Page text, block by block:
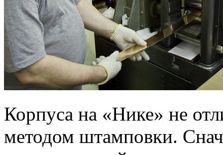
Корпуса на «Нике» не
методом штамповки.